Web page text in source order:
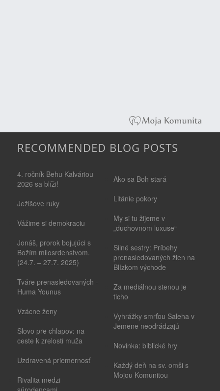
RECOMMENDED BLOG POSTS
4. ročník Behu Kalváriou
2026 sa blíži!
Ježišove ruky
Vážime si demokraciu
Jonáš, prorok bojujúci s
Božím milosrdenstvom.
(24.7. – 27.7. 2025)
Tváre prenasledovaných -
Huma Younus
Vzácne ženy
Slovo pre chlapov: na
ceste k zrelosti muža
Uzdravená priemernosť
Rivalita medzi
Ako sa Boh stará
Litánie pokory
My si tu žijeme v
„duchovnom luxuse“
Silné sestry: Príbehy
prenasledovaných žien na
Blízkom východe
Za mediálnou stenou je
ticho
Vyhrážky smrťou Saleha v
Jemene neodrádzajú
Novinka: biblické hry
Každý deň na sv. omši s
Mojou Komunitou